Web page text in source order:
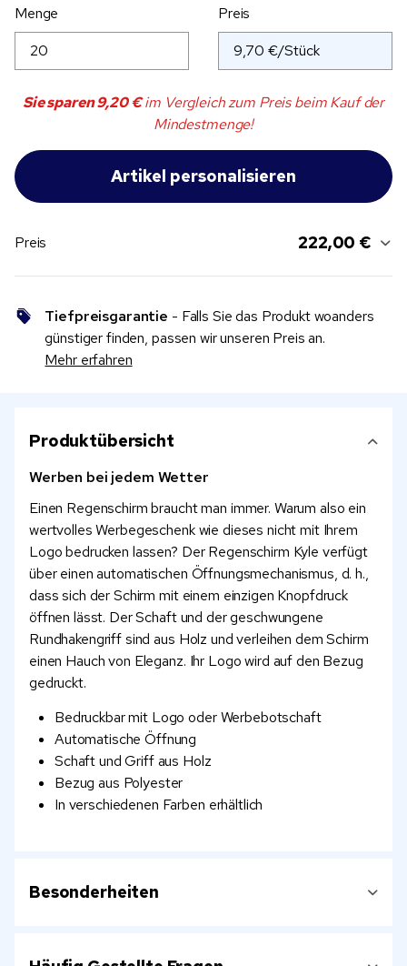
Menge Preis
Sie sparen9,20 €im Vergleich zum Preis beim Kauf der
Mindestmenge!
Preis 222,00 €
Tiefpreisgarantie - Falls Sie das Produkt woanders
günstiger finden, passen wir unseren Preis an.
Mehr erfahren
Produktübersicht
Werben bei jedem Wetter
Einen Regenschirm braucht man immer. Warum also ein
wertvolles Werbegeschenk wie dieses nicht mit Ihrem
Logo bedrucken lassen? Der Regenschirm Kyle verfügt
über einen automatischen Öffnungsmechanismus, d. h.,
dass sich der Schirm mit einem einzigen Knopfdruck
öffnen lässt. Der Schaft und der geschwungene
Rundhakengriff sind aus Holz und verleihen dem Schirm
einen Hauch von Eleganz. Ihr Logo wird auf den Bezug
gedruckt.
Bedruckbar mit Logo oder Werbebotschaft
Automatische Öffnung
Schaft und Griff aus Holz
Bezug aus Polyester
In verschiedenen Farben erhältlich
Besonderheiten